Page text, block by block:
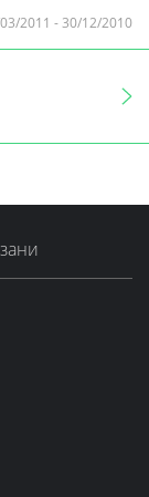
2011 -30/12/2010